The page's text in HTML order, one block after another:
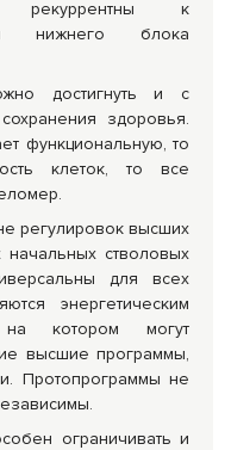
рекуррентны к
нижнего блока
достигнуть и с
здоровья.
функциональную, то
клеток, то все
регулировок высших
стволовых
для всех
энергетическим
на котором могут
высшие программы,
Протопрограммы не
ограничивать и